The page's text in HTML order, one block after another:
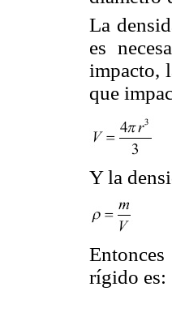
La
es
impacto,
que
Y la
rígido es: